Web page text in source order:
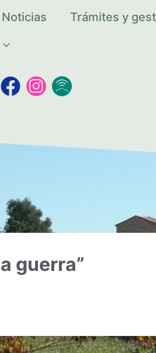
Noticias Trámites y
guerra”